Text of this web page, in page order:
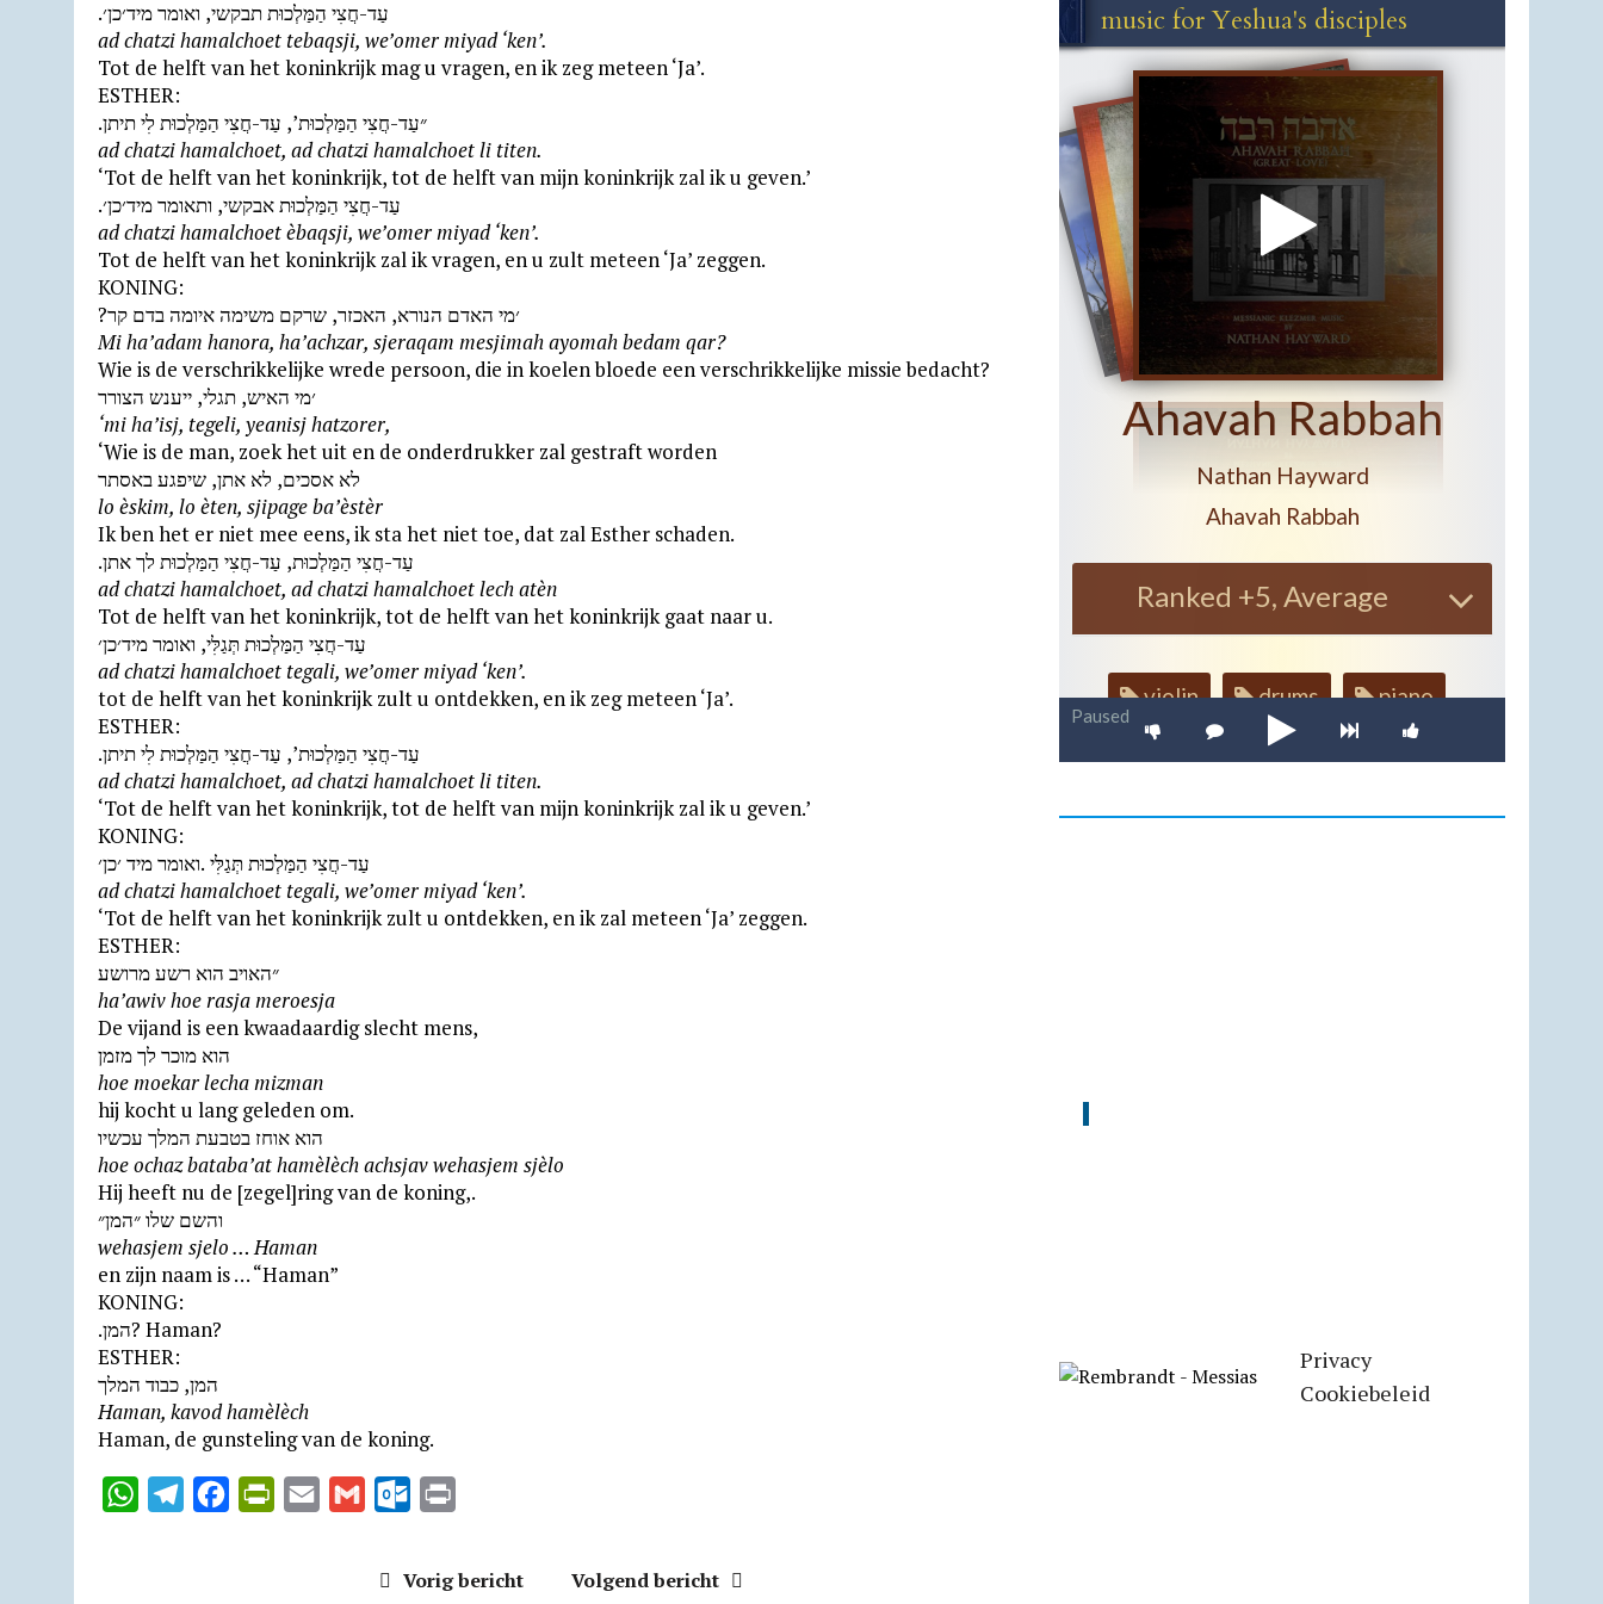
.עַד-חֲצִי הַמַּלְכוּת תבקשי, ואומר מיד׳כן׳
ad chatzi hamalchoet tebaqsji, we’omer miyad ‘ken’.
Tot de helft van het koninkrijk mag u vragen, en ik zeg meteen ‘Ja’.
ESTHER:
.״עַד-חֲצִי הַמַּלְכוּת’, עַד-חֲצִי הַמַּלְכוּת לִי תיתן
ad chatzi hamalchoet, ad chatzi hamalchoet li titen.
‘Tot de helft van het koninkrijk, tot de helft van mijn koninkrijk zal ik u geven.’
.עַד-חֲצִי הַמַּלְכוּת אבקשי, ותאומר מיד׳כן׳
ad chatzi hamalchoet èbaqsji, we’omer miyad ‘ken’.
Tot de helft van het koninkrijk zal ik vragen, en u zult meteen ‘Ja’ zeggen.
KONING:
?׳מי האדם הנורא, האכזר, שרקם משימה איומה בדם קר
Mi ha’adam hanora, ha’achzar, sjeraqam mesjimah ayomah bedam qar?
Wie is de verschrikkelijke wrede persoon, die in koelen bloede een verschrikkelijke missie bedacht?
׳מי האיש, תגלי, ייענש הצורר
‘mi ha’isj, tegeli, yeanisj hatzorer,
‘Wie is de man, zoek het uit en de onderdrukker zal gestraft worden
לא אסכים, לא אתן, שיפגע באסתר
lo èskim, lo èten, sjipage ba’èstèr
Ik ben het er niet mee eens, ik sta het niet toe, dat zal Esther schaden.
.עַד-חֲצִי הַמַּלְכוּת, עַד-חֲצִי הַמַּלְכוּת לך אתן
ad chatzi hamalchoet, ad chatzi hamalchoet lech atèn
Tot de helft van het koninkrijk, tot de helft van het koninkrijk gaat naar u.
עַד-חֲצִי הַמַּלְכוּת תְּגַלִּי, ואומר מיד׳כן׳
ad chatzi hamalchoet tegali, we’omer miyad ‘ken’.
tot de helft van het koninkrijk zult u ontdekken, en ik zeg meteen ‘Ja’.
ESTHER:
.עַד-חֲצִי הַמַּלְכוּת’, עַד-חֲצִי הַמַּלְכוּת לִי תיתן
ad chatzi hamalchoet, ad chatzi hamalchoet li titen.
‘Tot de helft van het koninkrijk, tot de helft van mijn koninkrijk zal ik u geven.’
KONING:
עַד-חֲצִי הַמַּלְכוּת תְּגַלִּי .ואומר מיד ׳כן׳
ad chatzi hamalchoet tegali, we’omer miyad ‘ken’.
‘Tot de helft van het koninkrijk zult u ontdekken, en ik zal meteen ‘Ja’ zeggen.
ESTHER:
״האויב הוא רשע מרושע
ha’awiv hoe rasja meroesja
De vijand is een kwaadaardig slecht mens,
הוא מוכר לך מזמן
hoe moekar lecha mizman
hij kocht u lang geleden om.
הוא אוחז בטבעת המלך עכשיו
hoe ochaz bataba’at hamèlèch achsjav wehasjem sjèlo
Hij heeft nu de [zegel]ring van de koning,.
והשם שלו ״המן״
wehasjem sjelo … Haman
en zijn naam is … “Haman”
KONING:
.המן? Haman?
ESTHER:
המן, כבוד המלך
Haman, kavod hamèlèch
Haman, de gunsteling van de koning.
W
T
Vorig bericht Volgend bericht
Privacy
Cookiebeleid